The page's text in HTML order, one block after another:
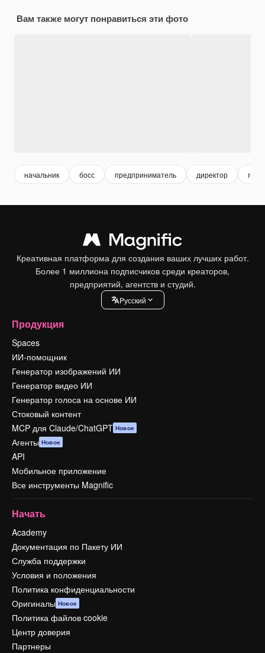
Вам также могут понравиться эти фото
начальник босс предприниматель директор
Креативная платформа для создания ваших лучших работ.
Более 1 миллиона подписчиков среди креаторов,
предприятий, агентств и студий.
Pусский
Продукция
Spaces
ИИ-помощник
Генератор изображений ИИ
Генератор видео ИИ
Генератор голоса на основе ИИ
Стоковый контент
MCP для Claude/ChatGPT Новое
Агенты Новое
API
Мобильное приложение
Все инструменты Magnific
Начать
Academy
Документация по Пакету ИИ
Служба поддержки
Условия и положения
Политика конфиденциальности
Оригиналы Новое
Политика файлов cookie
Центр доверия
Партнеры